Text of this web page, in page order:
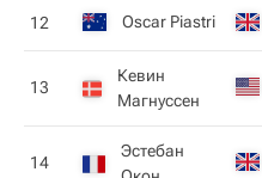
12 Oscar Piastri
13
Кевин
Магнуссен
14
Эстебан